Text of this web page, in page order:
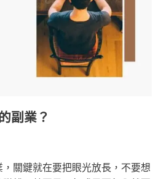
副業？
關鍵就在要把眼光放長，不要想